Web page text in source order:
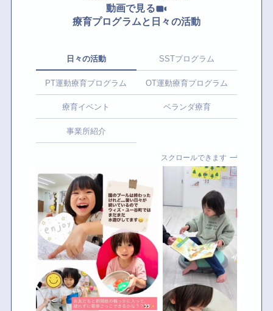
動画で見る
療育プログラムと日々の活動
日々の活動 SSTプログラム
PT運動療育プログラム OT運動療育プログラム
療育イベント ベランダ療育
事業所紹介
スクロールできます